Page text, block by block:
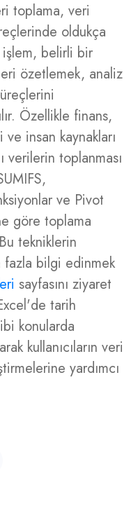
toplama, veri
oldukça
işlem, belirli bir
özetlemek, analiz
Özellikle finans,
insan kaynakları
verilerin toplanması
ve Pivot
göre toplama
tekniklerin
fazla bilgi edinmek
sayfasını ziyaret
tarih
konularda
kullanıcıların veri
yardımcı